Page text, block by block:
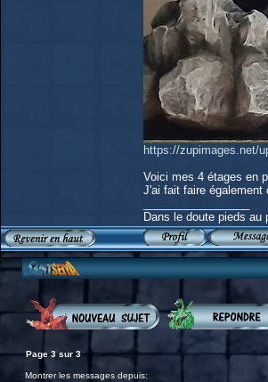
https://zupimages.net/
Voici mes 4 étages en
J'ai fait faire également
Dans le doute pieds au
Page3sur 3
Montrer les messages depuis: